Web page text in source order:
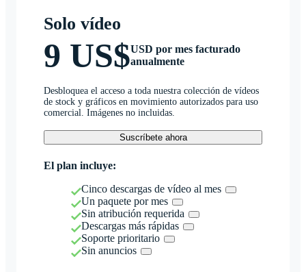
Solo vídeo
9 US$USD por mes facturado
anualmente
Desbloquea el acceso a toda nuestra colección de vídeos
de stock y gráficos en movimiento autorizados para uso
comercial. Imágenes no incluidas.
Suscríbete ahora
El plan incluye:
Cinco descargas de vídeo al mes
Un paquete por mes
Sin atribución requerida
Descargas más rápidas
Soporte prioritario
Sin anuncios